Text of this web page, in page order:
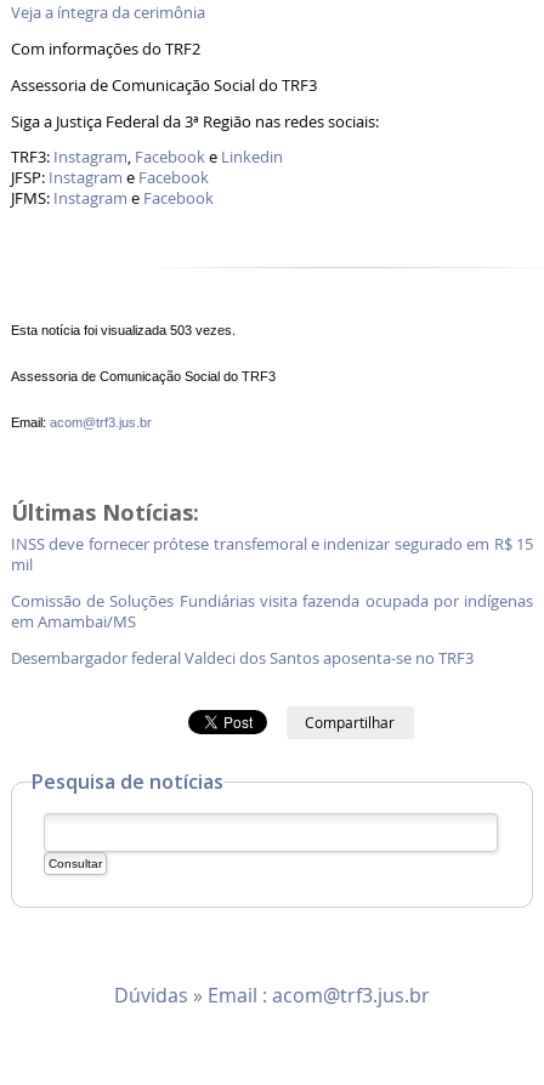
Veja a íntegra da cerimônia
Com informações do TRF2
Assessoria de Comunicação Social do TRF3
Siga a Justiça Federal da 3ª Região nas redes sociais:
TRF3: Instagram, Facebooke Linkedin
JFSP: Instagram e Facebook
JFMS: Instagram e Facebook
Esta notícia foi visualizada 503 vezes.
Assessoria de Comunicação Social do TRF3
Email: acom@trf3.jus.br
Últimas Notícias:
INSS deve fornecer prótese transfemoral e indenizar segurado em R$ 15
mil
Comissão de Soluções Fundiárias visita fazenda ocupada por indígenas
em Amambai/MS
Desembargador federal Valdeci dos Santos aposenta-se no TRF3
Compartilhar
Pesquisa de notícias
Dúvidas » Email : acom@trf3.jus.br